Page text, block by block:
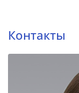
Контакты